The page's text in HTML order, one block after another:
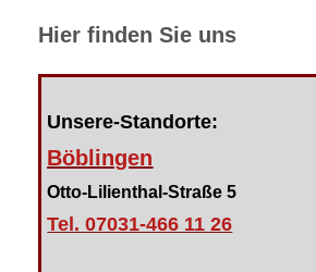
Hier finden Sie uns
Unsere-Standorte:
Böblingen
Otto-Lilienthal-Straße 5
Tel. 07031-466 11 26